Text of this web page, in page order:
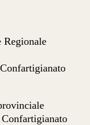
Regionale